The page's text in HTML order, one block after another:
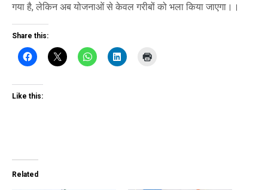
गया है, लेकिन अब योजनाओं से केवल गरीबों को भला किया जाएगा।।
Share this:
Like this:
Related